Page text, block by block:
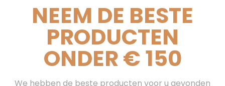
NEEM DE BESTE
PRODUCTEN
ONDER € 150
We hebben de beste producten voor u gevonden